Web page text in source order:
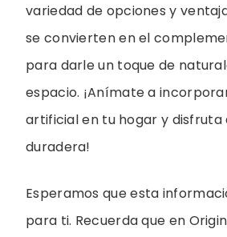
variedad de opciones y
se convierten en el
para darle un toque de
espacio. ¡Anímate a
artificial en tu hogar y disfruta
duradera!
Esperamos que esta
para ti. Recuerda que en